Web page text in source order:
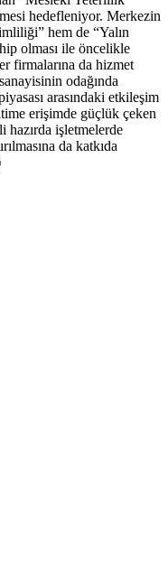
hedefleniyor. Merkezin
hem de “Yalın
olması ile öncelikle
firmalarına da hizmet
odağında
arasındaki etkileşim
erişimde güçlük çeken
işletmelerde
da katkıda